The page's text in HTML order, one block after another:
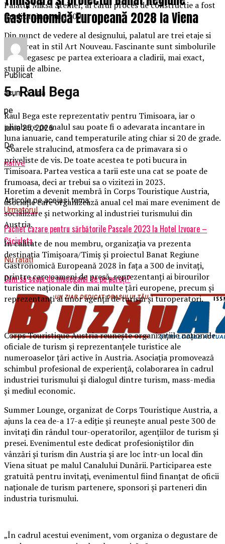
Palatul Miksa Steiner, al carui proces de constructie a fost
finalizat in anul 1909.
Din punct de vedere al designului, palatul are trei etaje si
este creat in stil Art Nouveau. Fascinante sunt simbolurile
ce se regasesc pe partea exterioara a cladirii, mai exact,
stupii de albine.
5. Raul Bega
Raul Bega este reprezentativ pentru Timisoara, iar o
plimbare pe malul sau poate fi o adevarata incantare in
luna ianuarie, cand temperaturile ating chiar si 20 de grade.
Soarele stralucind, atmosfera ca de primavara si o
priveliste de vis. De toate acestea te poti bucura in
Timisoara. Partea vestica a tarii este una cat se poate de
frumoasa, deci ar trebui sa o vizitezi in 2023.
Articole pe aceiasi tema:
Urmatorul
Pachet cazare pentru sărbătorile Pascale 2023 la Hotel Izvoare –
Căciulata
Nu ratati
Cum să scapi de mucegaiul de pe pereți?
Gastronomică Europeană 2028 la Viena
Publicat
acum o lună
pe
iunie 25, 2026
De
native
Horetim a devenit membră în Corps Touristique Austria,
asociație care organizează anual cel mai mare eveniment de
socializare și networking al industriei turismului din
Austria.
În calitate de nou membru, organizația va prezenta
destinația Timișoara/Timiș și proiectul Banat Regiune
Gastronomică Europeană 2028 în fața a 300 de invitați,
printre care oameni de presă, reprezentanți ai birourilor
turistice naționale din mai multe țări europene, precum și
reprezentanți ai unor agenții de turism și turoperatori.
Corps Touristique Austria reunește organizațiile naționale
oficiale de turism și reprezentanțele turistice ale
numeroaselor țări active în Austria. Asociația promovează
schimbul profesional de experiență, colaborarea în cadrul
industriei turismului și dialogul dintre turism, mass-media
și mediul economic.
Summer Lounge, organizat de Corps Touristique Austria, a
ajuns la cea de-a 17-a ediție și reunește anual peste 300 de
invitați din rândul tour-operatorilor, agențiilor de turism și
presei. Evenimentul este dedicat profesioniștilor din
vânzări și turism din Austria și are loc într-un local din
Viena situat pe malul Canalului Dunării. Participarea este
gratuită pentru invitați, evenimentul fiind finanțat de oficii
naționale de turism partenere, sponsori și parteneri din
industria turismului.
„În cadrul acestui eveniment, vom organiza o degustare de